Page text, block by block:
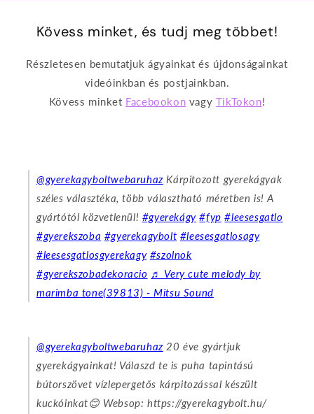
Kövess minket, és tudj meg többet!
Részletesen bemutatjuk ágyainkat és újdonságainkat
videóinkban és postjainkban.
Kövess minket Facebookon vagy TikTokon!
@gyerekagyboltwebaruhazKárpitozott gyerekágyak
széles választéka, több választható méretben is! A
gyártótól közvetlenül! #gyerekágy #fyp #leesesgatlo
#gyerekszoba #gyerekagybolt #leesesgatlosagy
#leesesgatlosgyerekagy #szolnok
#gyerekszobadekoracio ♬ Very cute melody by
marimba tone(39813) - Mitsu Sound
@gyerekagyboltwebaruhaz20 éve gyártjuk
gyerekágyainkat! Válaszd te is puha tapintású
bútorszövet vízlepergetős kárpitozással készült
kuckóinkat😊 Websop: https://gyerekagybolt.hu/